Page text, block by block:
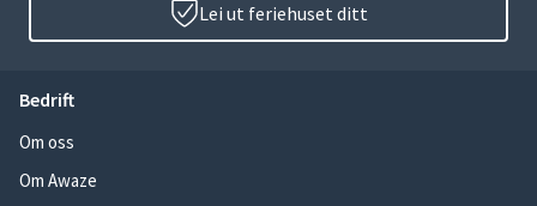
Lei ut feriehuset ditt
Bedrift
Om oss
Om Awaze